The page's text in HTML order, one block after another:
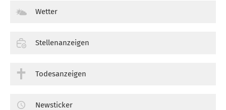
Wetter
Stellenanzeigen
Todesanzeigen
Newsticker